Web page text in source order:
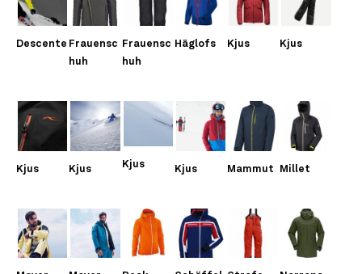
Descente Frauensc
huh
Frauensc
huh
Häglofs Kjus Kjus
Kjus Kjus Kjus Kjus Mammut Millet